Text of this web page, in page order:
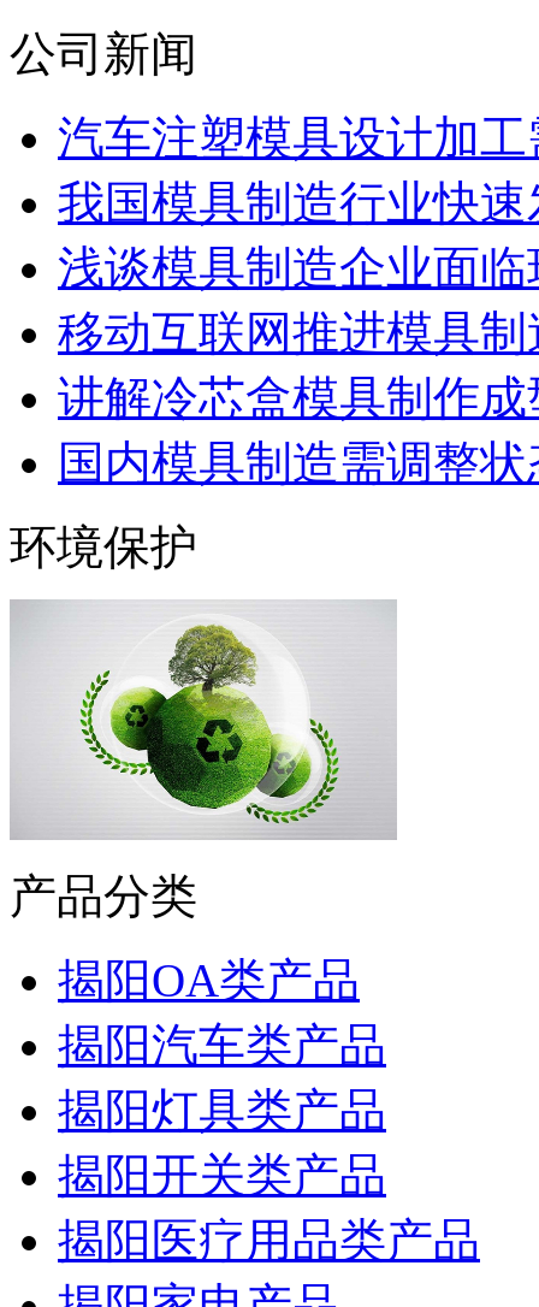
公司新闻
汽车注塑模具设计加
我国模具制造行业快
浅谈模具制造企业面
移动互联网推进模具
讲解冷芯盒模具制作
国内模具制造需调整
环境保护
产品分类
揭阳OA类产品
揭阳汽车类产品
揭阳灯具类产品
揭阳开关类产品
揭阳医疗用品类产品